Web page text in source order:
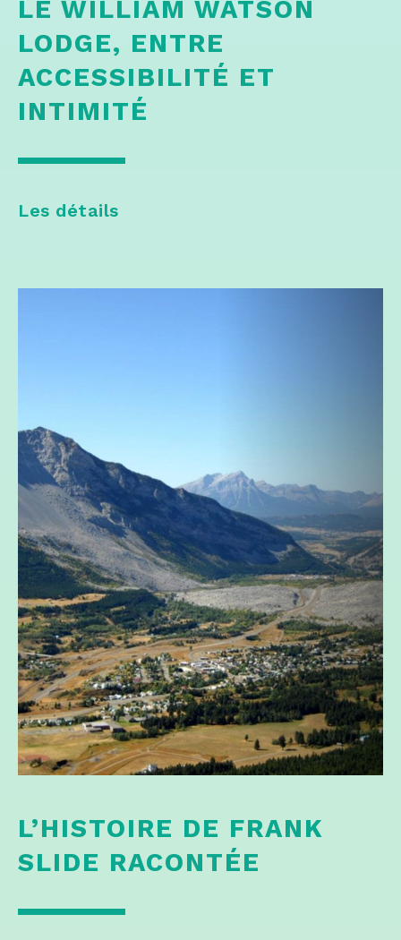
LE WILLIAM WATSON
LODGE, ENTRE
ACCESSIBILITÉ ET
INTIMITÉ
Les détails
L’HISTOIRE DE FRANK
SLIDE RACONTÉE